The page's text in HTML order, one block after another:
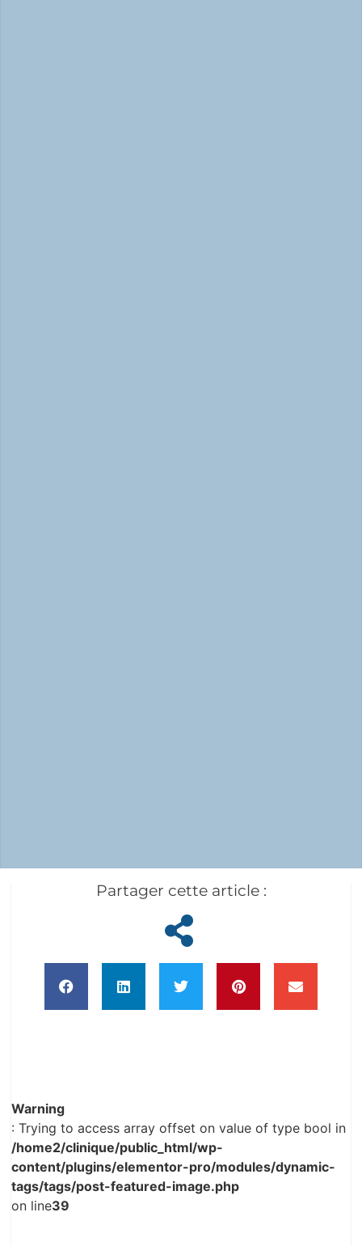
Partager cette article :
Warning
: Trying to access array offset on value of type bool in
/home2/clinique/public_html/wp-
content/plugins/elementor-pro/modules/dynamic-
tags/tags/post-featured-image.php
on line39